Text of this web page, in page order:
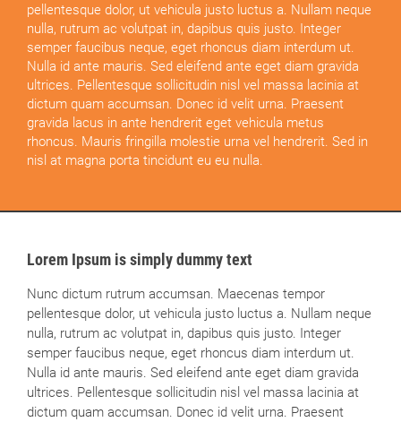
pellentesque dolor, ut vehicula justo luctus a. Nullam neque
nulla, rutrum ac volutpat in, dapibus quis justo. Integer
semper faucibus neque, eget rhoncus diam interdum ut.
Nulla id ante mauris. Sed eleifend ante eget diam gravida
ultrices. Pellentesque sollicitudin nisl vel massa lacinia at
dictum quam accumsan. Donec id velit urna. Praesent
gravida lacus in ante hendrerit eget vehicula metus
rhoncus. Mauris fringilla molestie urna vel hendrerit. Sed in
nisl at magna porta tincidunt eu eu nulla.
Lorem Ipsum is simply dummy text
Nunc dictum rutrum accumsan. Maecenas tempor
pellentesque dolor, ut vehicula justo luctus a. Nullam neque
nulla, rutrum ac volutpat in, dapibus quis justo. Integer
semper faucibus neque, eget rhoncus diam interdum ut.
Nulla id ante mauris. Sed eleifend ante eget diam gravida
ultrices. Pellentesque sollicitudin nisl vel massa lacinia at
dictum quam accumsan. Donec id velit urna. Praesent